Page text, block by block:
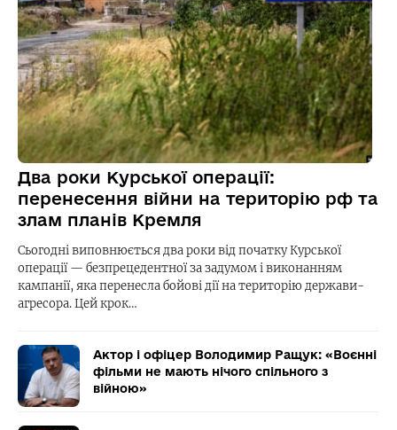
Два роки Курської операції:
перенесення війни на територію рф та
злам планів Кремля
Сьогодні виповнюється два роки від початку Курської
операції — безпрецедентної за задумом і виконанням
кампанії, яка перенесла бойові дії на територію держави-
агресора. Цей крок…
Актор і офіцер Володимир Ращук: «Воєнні
фільми не мають нічого спільного з
війною»